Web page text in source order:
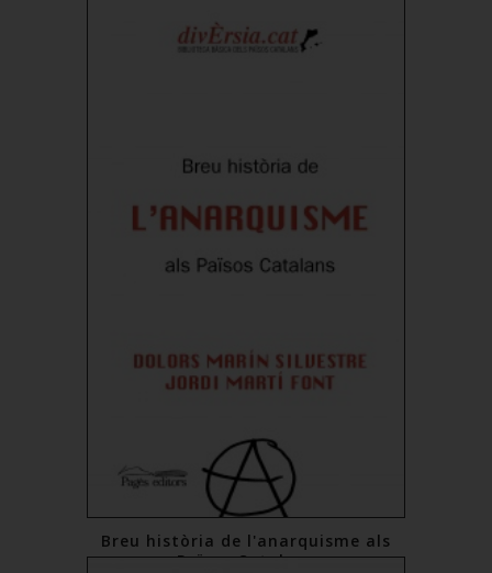
19,00 €
Breu història de l'anarquisme als
Països Catalans